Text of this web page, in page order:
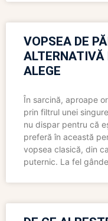
VOPSEA DE
ALEGE
În sarcină, aproape
prin filtrul unei
nu dispar pentru că
preferă în această
vopsea clasică, din
puternic. La fel